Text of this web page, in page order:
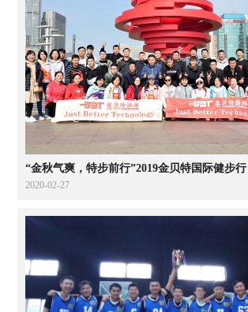
“金秋气爽，特步前行”2019金贝特国际健步行
2020-02-27